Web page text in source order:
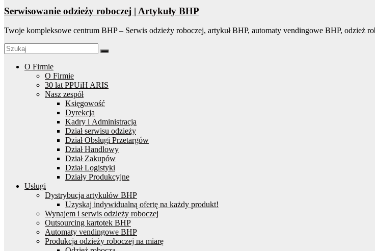
Serwisowanie odzieży roboczej | Artykuły BHP
Twoje kompleksowe centrum BHP – Serwis odzieży roboczej, artykuł BHP, automaty vendingowe BHP, odzież
O Firmie
O Firmie
30 lat PPUiH ARIS
Nasz zespół
Księgowość
Dyrekcja
Kadry i Administracja
Dział serwisu odzieży
Dział Obsługi Przetargów
Dział Handlowy
Dział Zakupów
Dział Logistyki
Działy Produkcyjne
Usługi
Dystrybucja artykułów BHP
Uzyskaj indywidualną ofertę na każdy produkt!
Wynajem i serwis odzieży roboczej
Outsourcing kartotek BHP
Automaty vendingowe BHP
Produkcja odzieży roboczej na miarę